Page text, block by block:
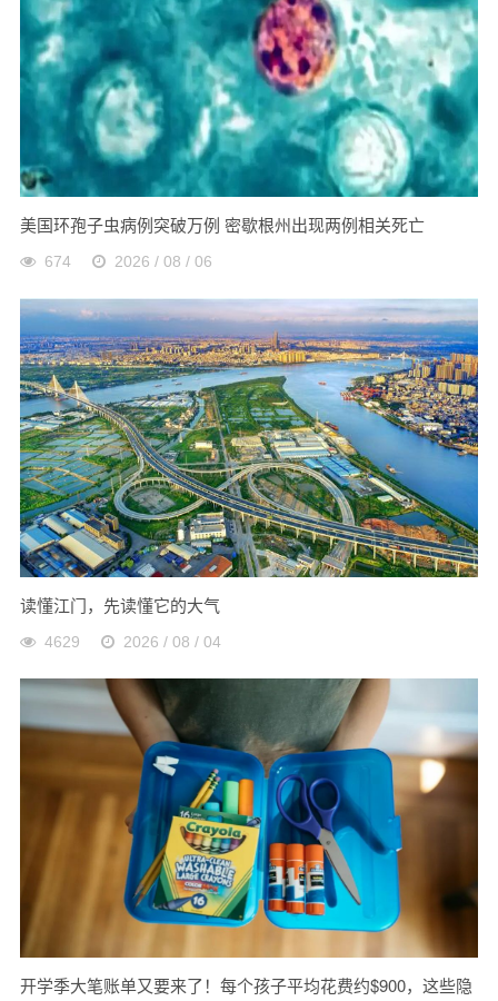
美国环孢子虫病例突破万例 密歇根州出现两例相关死亡
674 2026 / 08 / 06
读懂江门，先读懂它的大气
4629 2026 / 08 / 04
开学季大笔账单又要来了！每个孩子平均花费约$900，这些隐